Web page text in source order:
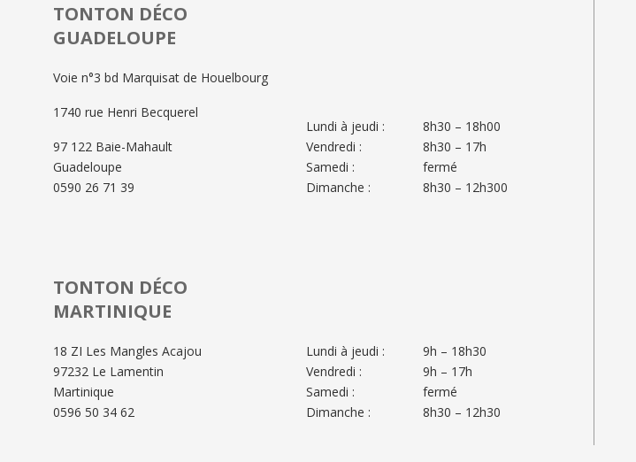
TONTON DÉCO
GUADELOUPE
Voie n°3 bd Marquisat de Houelbourg
1740 rue Henri Becquerel
97 122 Baie-Mahault
Guadeloupe
0590 26 71 39
Lundi à jeudi :
Vendredi :
Samedi :
Dimanche :
8h30 – 18h00
8h30 – 17h
fermé
8h30 – 12h300
TONTON DÉCO
MARTINIQUE
18 ZI Les Mangles Acajou
97232 Le Lamentin
Martinique
0596 50 34 62
Lundi à jeudi :
Vendredi :
Samedi :
Dimanche :
9h – 18h30
9h – 17h
fermé
8h30 – 12h30